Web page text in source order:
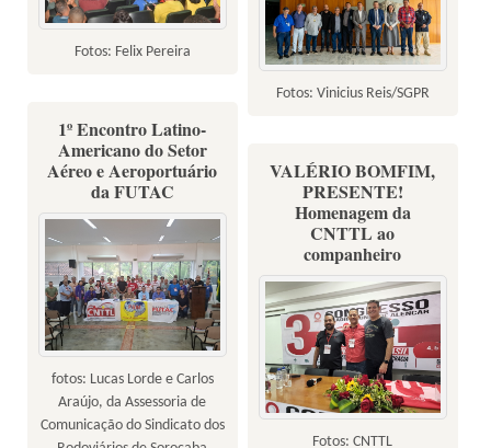
Fotos: Felix Pereira
Fotos: Vinicius Reis/SGPR
1º Encontro Latino-
Americano do Setor
Aéreo e Aeroportuário
da FUTAC
fotos: Lucas Lorde e Carlos
Araújo, da Assessoria de
Comunicação do Sindicato dos
VALÉRIO BOMFIM,
PRESENTE!
Homenagem da
CNTTL ao
companheiro
Fotos: CNTTL